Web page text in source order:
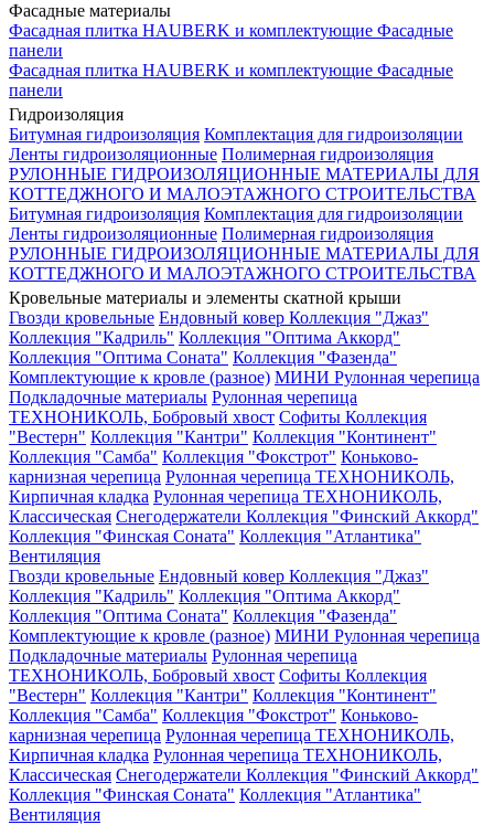
Фасадные материалы
Фасадная плитка HAUBERK и комплектующие Фасадные
панели
Фасадная плитка HAUBERK и комплектующие Фасадные
панели
Гидроизоляция
Битумная гидроизоляция Комплектация для гидроизоляции
Ленты гидроизоляционные Полимерная гидроизоляция
РУЛОННЫЕ ГИДРОИЗОЛЯЦИОННЫЕ МАТЕРИАЛЫ ДЛЯ
КОТТЕДЖНОГО И МАЛОЭТАЖНОГО СТРОИТЕЛЬСТВА
Битумная гидроизоляция Комплектация для гидроизоляции
Ленты гидроизоляционные Полимерная гидроизоляция
РУЛОННЫЕ ГИДРОИЗОЛЯЦИОННЫЕ МАТЕРИАЛЫ ДЛЯ
КОТТЕДЖНОГО И МАЛОЭТАЖНОГО СТРОИТЕЛЬСТВА
Кровельные материалы и элементы скатной крыши
Гвозди кровельные Ендовный ковер Коллекция "Джаз"
Коллекция "Кадриль" Коллекция "Оптима Аккорд"
Коллекция "Оптима Соната" Коллекция "Фазенда"
Комплектующие к кровле (разное) МИНИ Рулонная черепица
Подкладочные материалы Рулонная черепица
ТЕХНОНИКОЛЬ, Бобровый хвост Софиты Коллекция
"Вестерн" Коллекция "Кантри" Коллекция "Континент"
Коллекция "Самба" Коллекция "Фокстрот" Коньково-
карнизная черепица Рулонная черепица ТЕХНОНИКОЛЬ,
Кирпичная кладка Рулонная черепица ТЕХНОНИКОЛЬ,
Классическая Снегодержатели Коллекция "Финский Аккорд"
Коллекция "Финская Соната" Коллекция "Атлантика"
Вентиляция
Гвозди кровельные Ендовный ковер Коллекция "Джаз"
Коллекция "Кадриль" Коллекция "Оптима Аккорд"
Коллекция "Оптима Соната" Коллекция "Фазенда"
Комплектующие к кровле (разное) МИНИ Рулонная черепица
Подкладочные материалы Рулонная черепица
ТЕХНОНИКОЛЬ, Бобровый хвост Софиты Коллекция
"Вестерн" Коллекция "Кантри" Коллекция "Континент"
Коллекция "Самба" Коллекция "Фокстрот" Коньково-
карнизная черепица Рулонная черепица ТЕХНОНИКОЛЬ,
Кирпичная кладка Рулонная черепица ТЕХНОНИКОЛЬ,
Классическая Снегодержатели Коллекция "Финский Аккорд"
Коллекция "Финская Соната" Коллекция "Атлантика"
Вентиляция